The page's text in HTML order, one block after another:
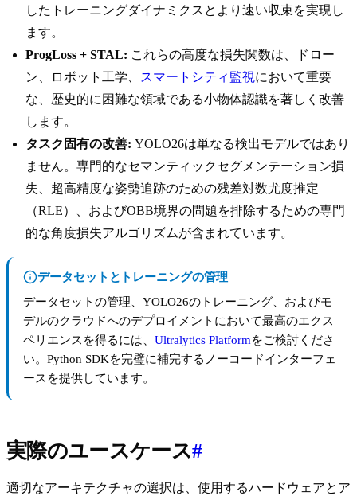
したトレーニングダイナミクスとより速い収束を実現し
ます。
ProgLoss + STAL: これらの高度な損失関数は、ドロー
ン、ロボット工学、
スマートシティ監視において重要
な、歴史的に困難な領域である小物体認識を著しく改善
します。
タスク固有の改善: YOLO26は単なる検出モデルではあり
ません。専門的なセマンティックセグメンテーション損
失、超高精度な姿勢追跡のための残差対数尤度推定
（RLE）、およびOBB境界の問題を排除するための専門
的な角度損失アルゴリズムが含まれています。
データセットとトレーニングの管理
データセットの管理、YOLO26のトレーニング、およびモ
デルのクラウドへのデプロイメントにおいて最高のエクス
ペリエンスを得るには、 Ultralytics Platformをご検討くださ
い。Python SDKを完璧に補完するノーコードインターフェ
ースを提供しています。
実際のユースケース#
適切なアーキテクチャの選択は、使用するハードウェアとア